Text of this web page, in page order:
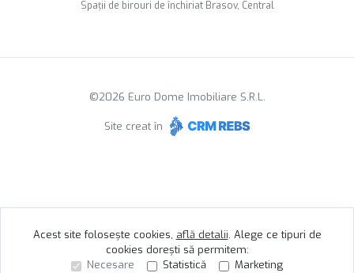
Spații de birouri de închiriat Brasov, Central
©2026 Euro Dome Imobiliare S.R.L.
Site creat în
Acest site folosește cookies, află detalii. Alege ce tipuri de
cookies dorești să permitem:
Necesare
Statistică Marketing